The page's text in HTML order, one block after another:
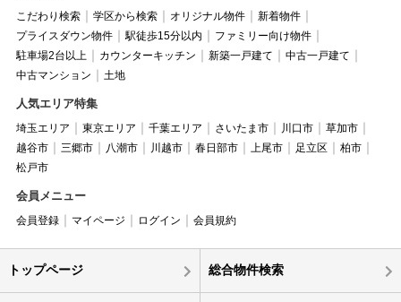
こだわり検索 学区から検索 オリジナル物件
新着物件
プライスダウン物件
駅徒歩15分以内
ファミリー向け物件
駐車場2台以上
カウンターキッチン 新築一戸建て
中古一戸建て
中古マンション
土地
人気エリア特集
埼玉エリア 東京エリア 千葉エリア さいたま市 川口市
草加市
越谷市
三郷市 八潮市 川越市 春日部市 上尾市 足立区
柏市
松戸市
会員メニュー
会員登録 マイページ ログイン 会員規約
トップページ 総合物件検索